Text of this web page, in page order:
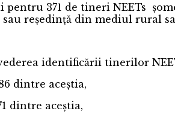
371 de tineri NEETs
reședință din mediul rural
identificării tinerilor
pentru 186
pentru 371 dintre